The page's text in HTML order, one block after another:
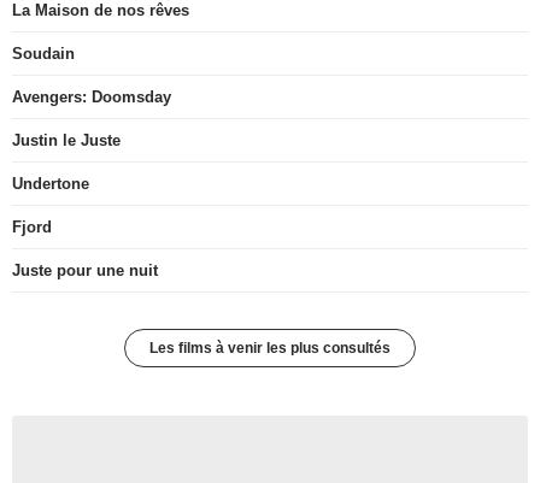
La Maison de nos rêves
Soudain
Avengers: Doomsday
Justin le Juste
Undertone
Fjord
Juste pour une nuit
Les films à venir les plus consultés